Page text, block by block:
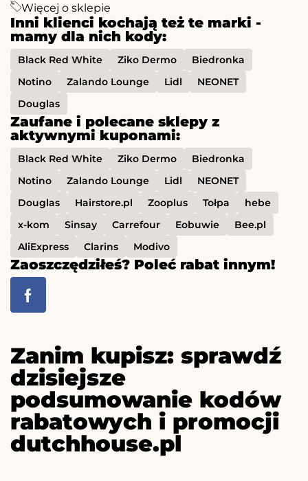
Więcej o sklepie
Inni klienci kochają też te marki -
mamy dla nich kody:
Black Red White Ziko Dermo
Biedronka
Notino
Zalando Lounge Lidl
NEONET
Douglas
Zaufane i polecane sklepy z
aktywnymi kuponami:
Black Red White Ziko Dermo
Biedronka
Notino
Zalando Lounge Lidl
NEONET
Douglas
Hairstore.pl Zooplus Tołpa
hebe
x-kom
Sinsay Carrefour Eobuwie
Bee.pl
AliExpress
Clarins Modivo
Zaoszczędziłeś? Poleć rabat innym!
Zanim kupisz: sprawdź
dzisiejsze
podsumowanie kodów
rabatowych i promocji
dutchhouse.pl